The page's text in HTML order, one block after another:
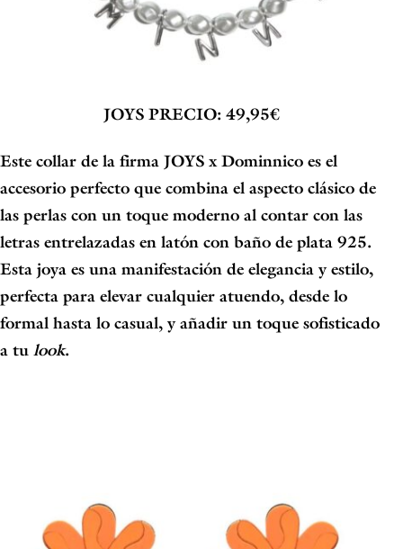
JOYS PRECIO: 49,95€
Este collar de la firma JOYS x Dominnico es el
accesorio perfecto que combina el aspecto clásico de
las perlas con un toque moderno al contar con las
letras entrelazadas en latón con baño de plata 925.
Esta joya es una manifestación de elegancia y estilo,
perfecta para elevar cualquier atuendo, desde lo
formal hasta lo casual, y añadir un toque sofisticado
a tu look.